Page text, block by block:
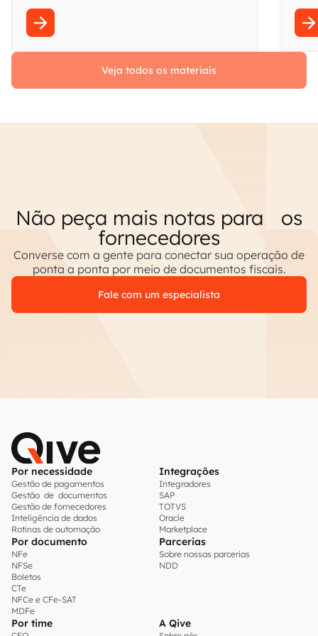
Veja todos os materiais
Não peça mais notas para os
fornecedores
Converse com a gente para conectar sua operação de
ponta a ponta por meio de documentos fiscais.
Fale com um especialista
Por necessidade
Gestão de pagamentos
Gestão de documentos
Gestão de fornecedores
Inteligência de dados
Rotinas de automação
Integrações
Integradores
SAP
TOTVS
Oracle
Marketplace
Por documento
NFe
NFSe
Boletos
CTe
NFCe e CFe-SAT
MDFe
Parcerias
Sobre nossas parcerias
NDD
Por time A Qive